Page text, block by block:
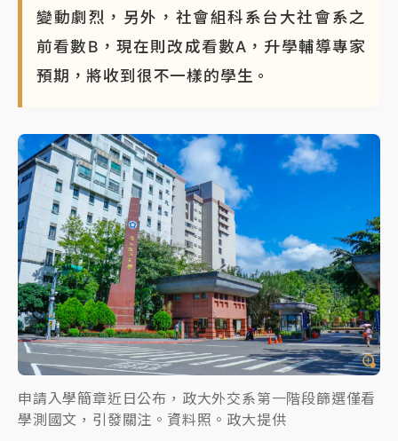
變動劇烈，另外，社會組科系台大社會系之
前看數B，現在則改成看數A，升學輔導專家
預期，將收到很不一樣的學生。
申請入學簡章近日公布，政大外交系第一階段篩選僅看
學測國文，引發關注。資料照。政大提供